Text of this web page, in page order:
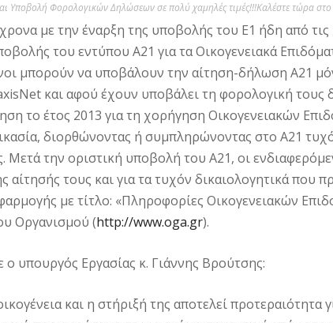
Υποβολή Φορολογικών Δηλώσεων σε πολύ χαμηλές τιμές!!!Καλέστε τώρα
με την έναρξη της υποβολής του Ε1 ήδη από
του εντύπου Α21 για τα Οικο­γενειακά
μπορούν να υποβάλουν την αίτηση-δήλωση Α21
και αφού έχουν υποβάλει τη φορολογική τους
το έτος 2013 για τη χο­ρήγηση Οικογενειακών
διορθώνοντας ή συμπληρώνοντας στο Α21
Μετά την οριστική υποβολή του Α21, οι
αίτησής τους και για τα τυχόν δικαι­ολογητικά που
με τίτλο: «Πληροφορίες Οικογενειακών
Οργανισμού (http://www.oga.gr).
υπουργός Εργασίας κ. Γιάννης Βρούτσης:
και η στήριξή της αποτελεί